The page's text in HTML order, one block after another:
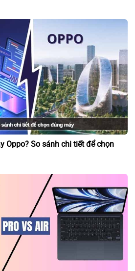
Oppo? So sánh chi tiết để chọn